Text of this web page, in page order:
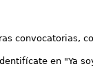
convocatorias,
en "Ya